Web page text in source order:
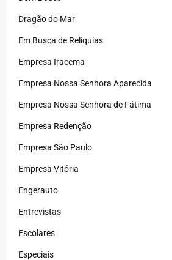
Dragão do Mar
Em Busca de Relíquias
Empresa Iracema
Empresa Nossa Senhora Aparecida
Empresa Nossa Senhora de Fátima
Empresa Redenção
Empresa São Paulo
Empresa Vitória
Engerauto
Entrevistas
Escolares
Especiais